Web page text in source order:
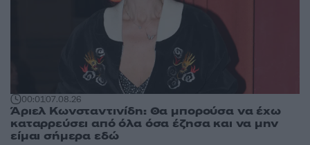
00:0107.08.26
Άριελ Κωνσταντινίδη: Θα μπορούσα να έχω
καταρρεύσει από όλα όσα έζησα και να μην
είμαι σήμερα εδώ